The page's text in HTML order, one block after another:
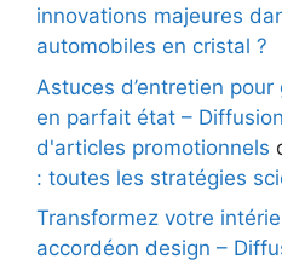
innovations majeures
automobiles en cristal ?
Astuces d’entretien
en parfait état –
d'articles promotionnels
: toutes les stratégies
Transformez votre
accordéon design –